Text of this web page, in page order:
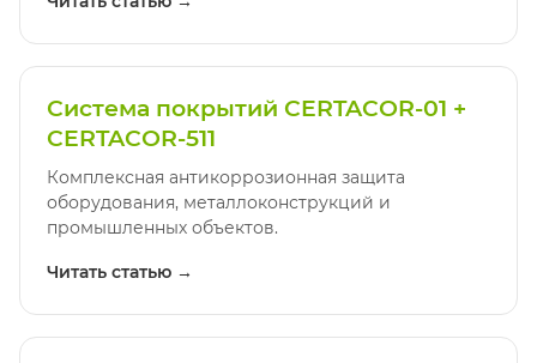
Система покрытий CERTACOR-01 +
CERTACOR-511
Комплексная антикоррозионная защита
оборудования, металлоконструкций и
промышленных объектов.
Читать статью →